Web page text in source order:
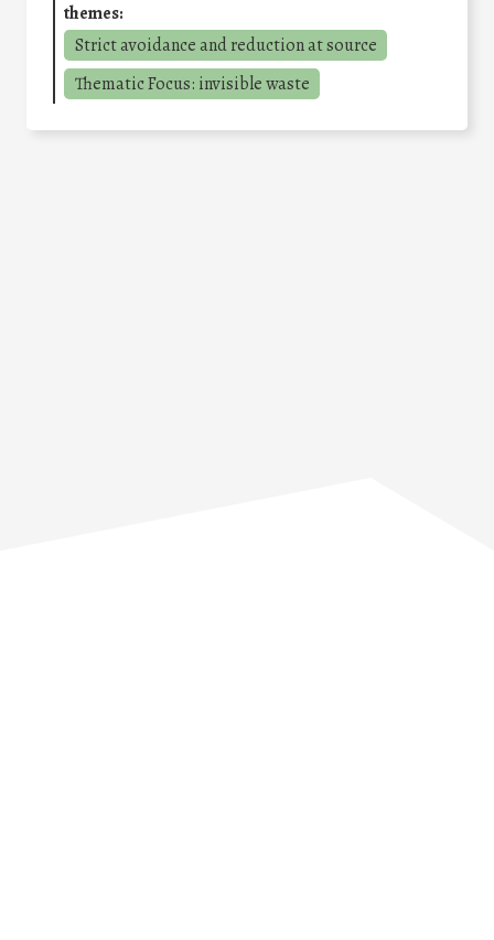
themes:
Strict avoidance and reduction at source
Thematic Focus: invisible waste